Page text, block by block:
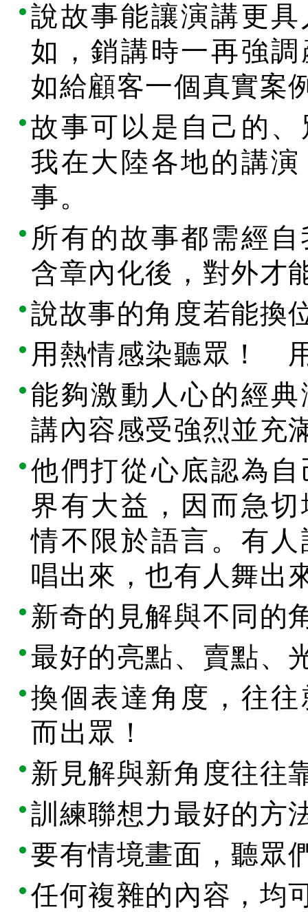
說故事能讓演講更
如，銷講時一再強
如給顧客一個真實案
故事可以是自己的
我在大陸各地的講
事。
所有的故事都需經
含章內化後，對外才
說故事的角度若能換
用熱情感染聽眾！
能夠激動人心的經
講內容感受強烈並充
他們打從心底認為
界有大益，因而急
情不限於語言。有
唱出來，也有人舞
新奇的見解與不同的
最好的亮點、賣點、
換個表達角度，往
而出眾！
新見解與新角度往往
訓練聯想力最好的方
要有情境畫面，聽眾
任何複雜的內容，均